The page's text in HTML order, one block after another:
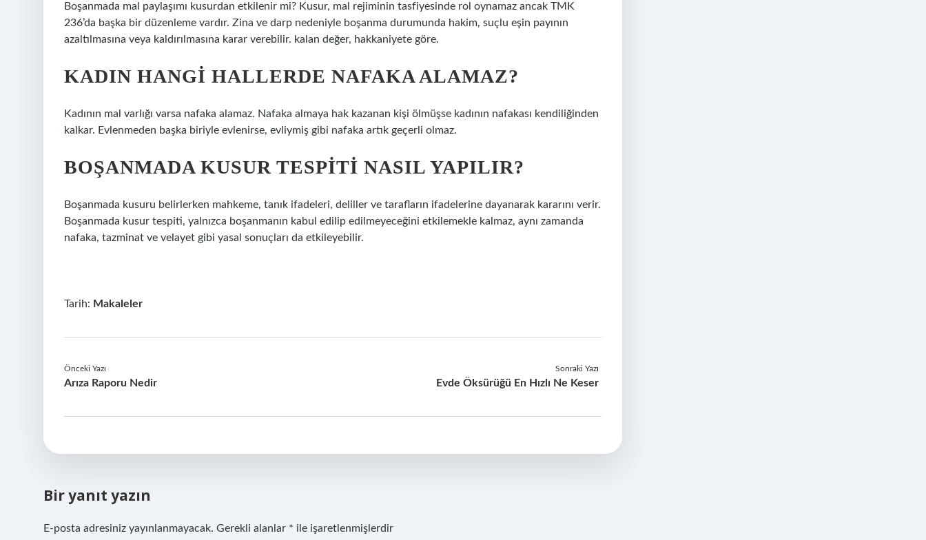
Boşanmada mal paylaşımı kusurdan etkilenir mi? Kusur, mal rejiminin tasfiyesinde rol oynamaz ancak TMK
236’da başka bir düzenleme vardır. Zina ve darp nedeniyle boşanma durumunda hakim, suçlu eşin payının
azaltılmasına veya kaldırılmasına karar verebilir. kalan değer, hakkaniyete göre.
KADIN HANGI HALLERDE NAFAKA ALAMAZ?
Kadının mal varlığı varsa nafaka alamaz. Nafaka almaya hak kazanan kişi ölmüşse kadının nafakası kendiliğinden
kalkar. Evlenmeden başka biriyle evlenirse, evliymiş gibi nafaka artık geçerli olmaz.
BOŞANMADA KUSUR TESPITI NASIL YAPILIR?
Boşanmada kusuru belirlerken mahkeme, tanık ifadeleri, deliller ve tarafların ifadelerine dayanarak kararını verir.
Boşanmada kusur tespiti, yalnızca boşanmanın kabul edilip edilmeyeceğini etkilemekle kalmaz, aynı zamanda
nafaka, tazminat ve velayet gibi yasal sonuçları da etkileyebilir.
Tarih: Makaleler
Önceki Yazı
Arıza Raporu Nedir
Sonraki Yazı
Evde Öksürüğü En Hızlı Ne Keser
Bir yanıt yazın
E-posta adresiniz yayınlanmayacak. Gerekli alanlar * ile işaretlenmişlerdir